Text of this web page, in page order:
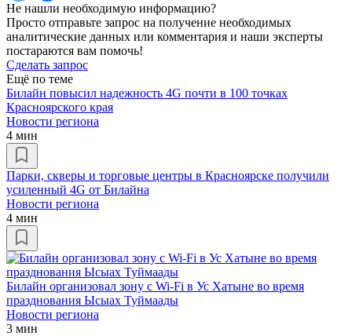
Не нашли необходимую информацию?
Просто отправьте запрос на получение необходимых
аналитические данных или комментария и наши эксперты
постараются вам помочь!
Сделать запрос
Ещё по теме
Билайн повысил надежность 4G почти в 100 точках
Красноярского края
Новости региона
4 мин
Парки, скверы и торговые центры в Красноярске получили
усиленный 4G от Билайна
Новости региона
4 мин
Билайн организовал зону с Wi-Fi в Ус Хатыне во время
празднования Ысыах Туймаады
Новости региона
3 мин